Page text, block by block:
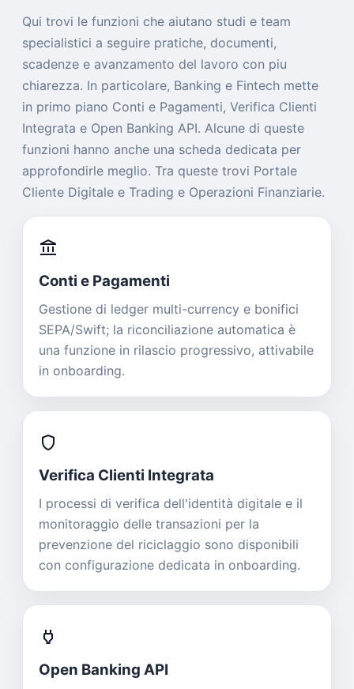
Qui trovi le funzioni che aiutano studi e team
specialistici a seguire pratiche, documenti,
scadenze e avanzamento del lavoro con piu
chiarezza. In particolare, Banking e Fintech mette
in primo piano Conti e Pagamenti, Verifica Clienti
Integrata e Open Banking API. Alcune di queste
funzioni hanno anche una scheda dedicata per
approfondirle meglio. Tra queste trovi Portale
Cliente Digitale e Trading e Operazioni Finanziarie.
account_balance
Conti e Pagamenti
Gestione di ledger multi-currency e bonifici
SEPA/Swift; la riconciliazione automatica è
una funzione in rilascio progressivo, attivabile
in onboarding.
shield
Verifica Clienti Integrata
I processi di verifica dell'identità digitale e il
monitoraggio delle transazioni per la
prevenzione del riciclaggio sono disponibili
con configurazione dedicata in onboarding.
power
Open Banking API